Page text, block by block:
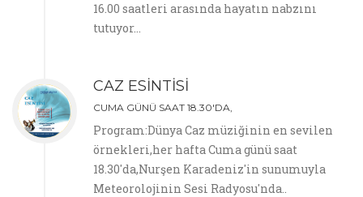
16.00 saatleri arasında hayatın nabzını
tutuyor…
CAZ ESİNTİSİ
CUMA GÜNÜ SAAT 18.30'DA,
Program:Dünya Caz müziğinin en sevilen
örnekleri,her hafta Cuma günü saat
18.30'da,Nurşen Karadeniz'in sunumuyla
Meteorolojinin Sesi Radyosu'nda..